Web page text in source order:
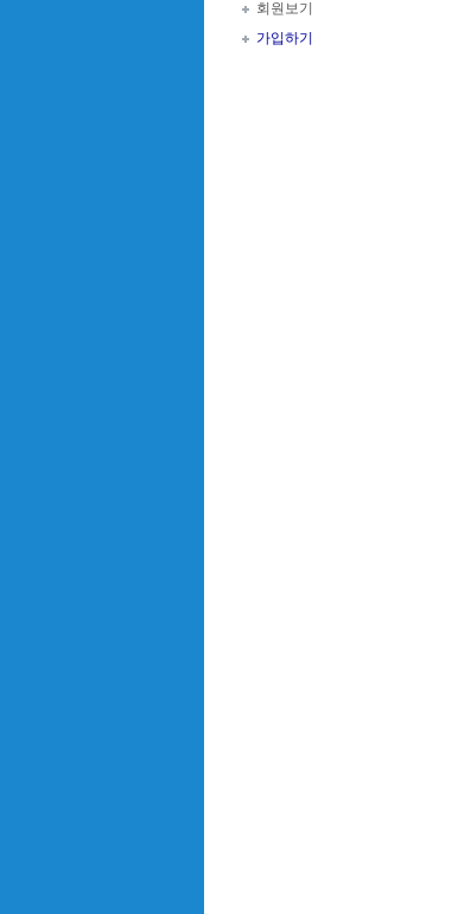
회원보기
가입하기